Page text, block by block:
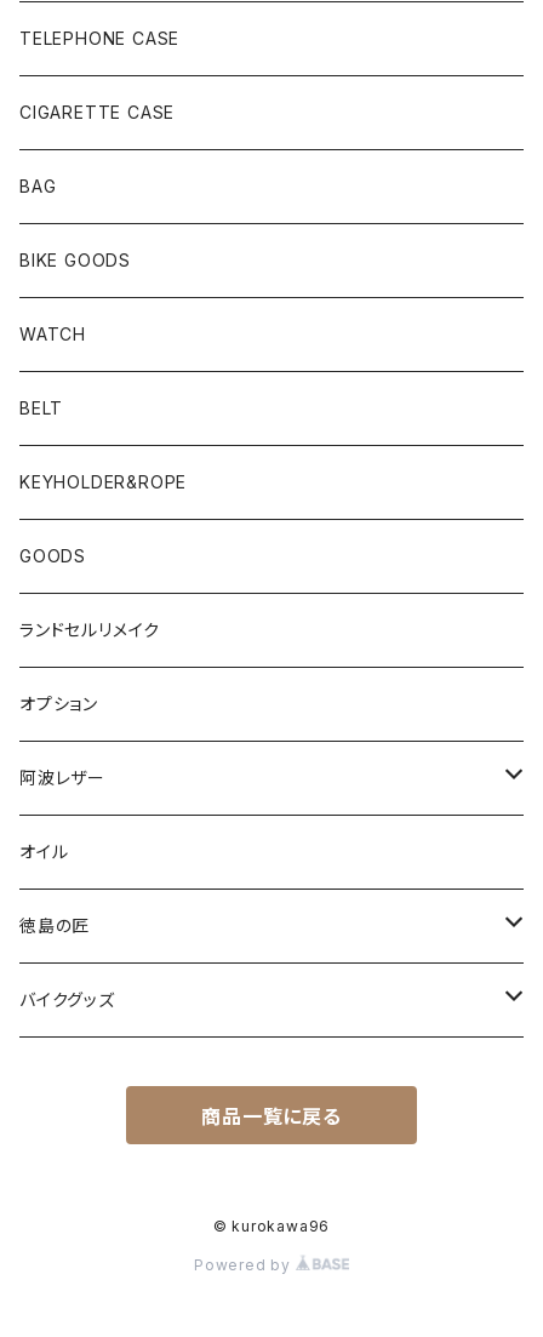
TELEPHONE CASE
CIGARETTE CASE
BAG
BIKE GOODS
WATCH
BELT
KEYHOLDER&ROPE
GOODS
ランドセルリメイク
オプション
阿波レザー
スタンダード
型染め・絞り染め
爬虫類
オイル
徳島の匠
藍染め製品
バイクグッズ
オーシャンビートル
商品一覧に戻る
© kurokawa96
Powered by